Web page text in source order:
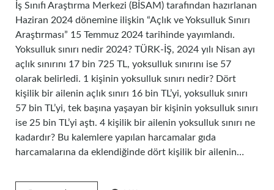
İş Sınıfı Araştırma Merkezi (BİSAM) tarafından hazırlanan
Haziran 2024 dönemine ilişkin “Açlık ve Yoksulluk Sınırı
Araştırması” 15 Temmuz 2024 tarihinde yayımlandı.
Yoksulluk sınırı nedir 2024? TÜRK-İŞ, 2024 yılı Nisan ayı
açlık sınırını 17 bin 725 TL, yoksulluk sınırını ise 57
olarak belirledi. 1 kişinin yoksulluk sınırı nedir? Dört
kişilik bir ailenin açlık sınırı 16 bin TL’yi, yoksulluk sınırı
57 bin TL’yi, tek başına yaşayan bir kişinin yoksulluk sınırı
ise 25 bin TL’yi aştı. 4 kişilik bir ailenin yoksulluk sınırı ne
kadardır? Bu kalemlere yapılan harcamalar gıda
harcamalarına da eklendiğinde dört kişilik bir ailenin…